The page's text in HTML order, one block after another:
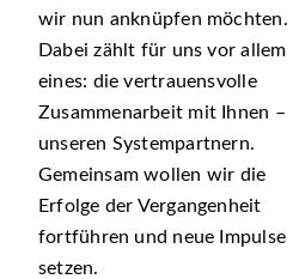
wir nun anknüpfen möchten.
Dabei zählt für uns vor allem
eines: die vertrauensvolle
Zusammenarbeit mit Ihnen –
unseren Systempartnern.
Gemeinsam wollen wir die
Erfolge der Vergangenheit
fortführen und neue Impulse
setzen.